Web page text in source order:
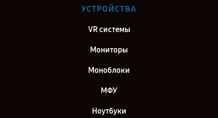
УСТРОЙСТВА
VR системы
Мониторы
Моноблоки
МФУ
Ноутбуки